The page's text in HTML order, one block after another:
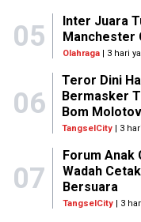
05
Inter Juara
Manchester
Olahraga| 3 hari
06
Teror Dini
Bermasker
Bom Molotov
TangselCity | 3
07
Forum Anak
Wadah
Bersuara
TangselCity| 3